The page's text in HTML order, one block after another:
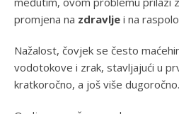
promjena na zdravlje i na
Nažalost, čovjek se često
vodotokove i zrak, stavljajući u
kratkoročno, a još više dugoročno.